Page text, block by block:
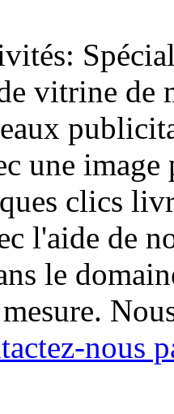
vitrine de
une
clics
l'aide de
le
nous